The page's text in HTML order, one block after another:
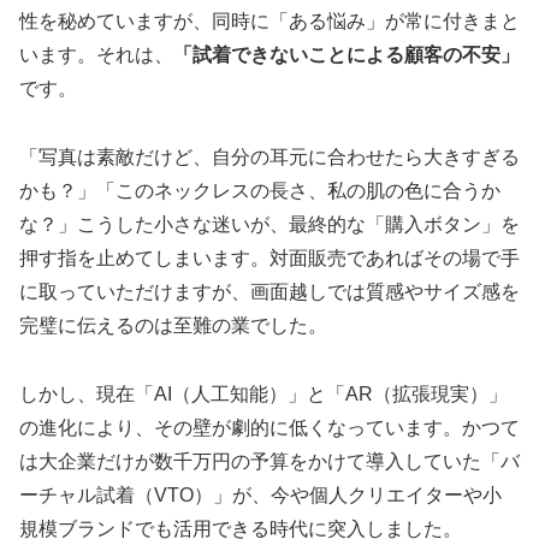
性を秘めていますが、同時に「ある悩み」が常に付きまと
います。それは、
「試着できないことによる顧客の不安」
です。
「写真は素敵だけど、自分の耳元に合わせたら大きすぎる
かも？」「このネックレスの長さ、私の肌の色に合うか
な？」こうした小さな迷いが、最終的な「購入ボタン」を
押す指を止めてしまいます。対面販売であればその場で手
に取っていただけますが、画面越しでは質感やサイズ感を
完璧に伝えるのは至難の業でした。
しかし、現在「AI（人工知能）」と「AR（拡張現実）」
の進化により、その壁が劇的に低くなっています。かつて
は大企業だけが数千万円の予算をかけて導入していた「バ
ーチャル試着（VTO）」が、今や個人クリエイターや小
規模ブランドでも活用できる時代に突入しました。